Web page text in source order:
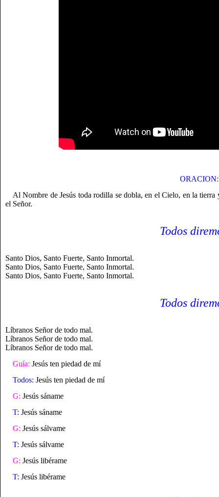
ORACION:
Al Nombre de Jesús toda rodilla se dobla, en el Cielo, en la tierra
el Señor.
Todos
Santo Dios, Santo Fuerte, Santo Inmortal.
Santo Dios, Santo Fuerte, Santo Inmortal.
Santo Dios, Santo Fuerte, Santo Inmortal.
Todos
Líbranos Señor de todo mal.
Líbranos Señor de todo mal.
Líbranos Señor de todo mal.
Guía: Jesús ten piedad de mí
Todos: Jesús ten piedad de mí
G: Jesús sáname
T: Jesús sáname
G: Jesús sálvame
T: Jesús sálvame
G: Jesús libérame
T: Jesús libérame